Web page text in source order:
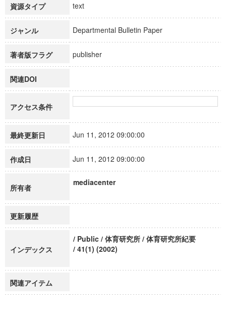
資源タイプ text
ジャンル Departmental Bulletin Paper
著者版フラグ publisher
関連DOI
アクセス条件
最終更新日 Jun 11, 2012 09:00:00
作成日 Jun 11, 2012 09:00:00
所有者
mediacenter
更新履歴
インデックス
/ Public / 体育研究所 / 体育研究所紀要
/ 41(1) (2002)
関連アイテム